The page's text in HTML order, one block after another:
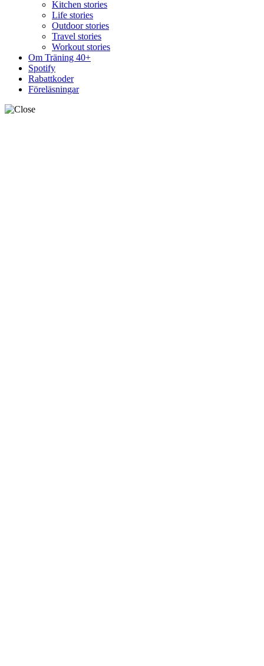
Kitchen stories
Life stories
Outdoor stories
Travel stories
Workout stories
Om Träning 40+
Spotify
Rabattkoder
Föreläsningar